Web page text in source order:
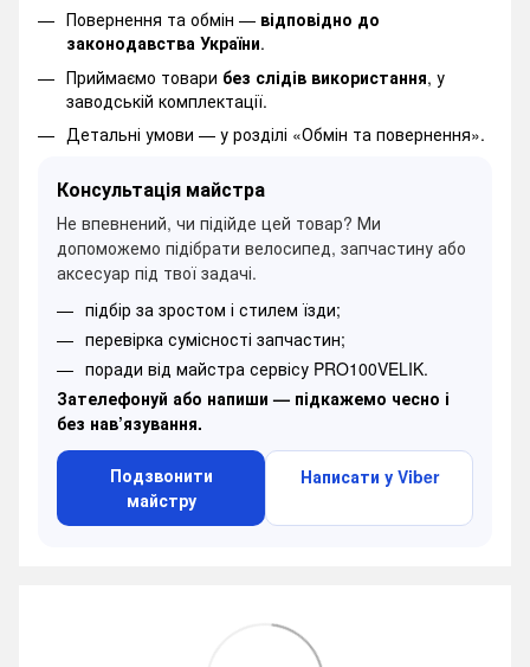
Повернення та обмін — відповідно до
законодавства України.
Приймаємо товари без слідів використання, у
заводській комплектації.
Детальні умови — у розділі «Обмін та повернення».
Консультація майстра
Не впевнений, чи підійде цей товар? Ми
допоможемо підібрати велосипед, запчастину або
аксесуар під твої задачі.
підбір за зростом і стилем їзди;
перевірка сумісності запчастин;
поради від майстра сервісу PRO100VELIK.
Зателефонуй або напиши — підкажемо чесно і
без нав’язування.
Подзвонити
майстру
Написати у Viber